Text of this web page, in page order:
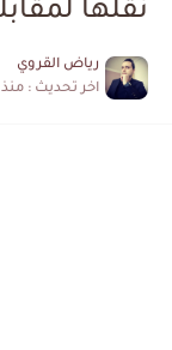
نقلها
رياض القروي
اخر تحديث :